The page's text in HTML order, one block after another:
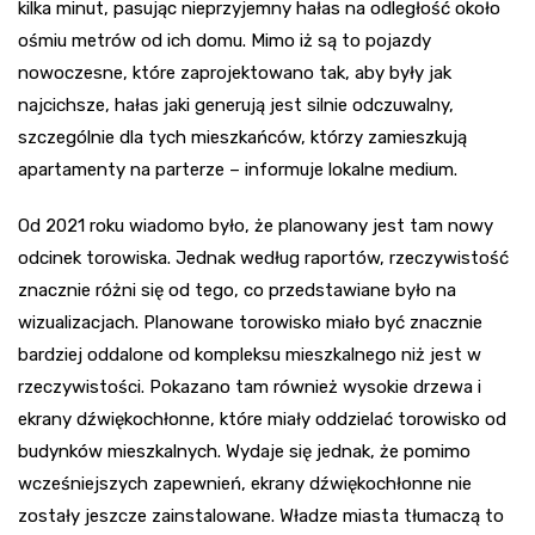
kilka minut, pasując nieprzyjemny hałas na odległość około
ośmiu metrów od ich domu. Mimo iż są to pojazdy
nowoczesne, które zaprojektowano tak, aby były jak
najcichsze, hałas jaki generują jest silnie odczuwalny,
szczególnie dla tych mieszkańców, którzy zamieszkują
apartamenty na parterze – informuje lokalne medium.
Od 2021 roku wiadomo było, że planowany jest tam nowy
odcinek torowiska. Jednak według raportów, rzeczywistość
znacznie różni się od tego, co przedstawiane było na
wizualizacjach. Planowane torowisko miało być znacznie
bardziej oddalone od kompleksu mieszkalnego niż jest w
rzeczywistości. Pokazano tam również wysokie drzewa i
ekrany dźwiękochłonne, które miały oddzielać torowisko od
budynków mieszkalnych. Wydaje się jednak, że pomimo
wcześniejszych zapewnień, ekrany dźwiękochłonne nie
zostały jeszcze zainstalowane. Władze miasta tłumaczą to